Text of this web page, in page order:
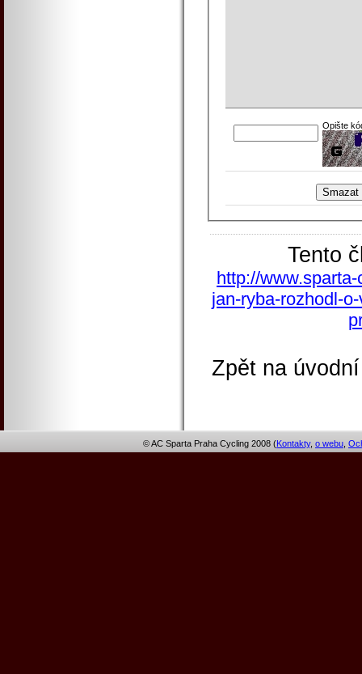
Opište
Tento
http://
jan-ryba-rozhodl-
Zpět na
© AC Sparta Praha Cycling 2008 (Kontakty, o webu